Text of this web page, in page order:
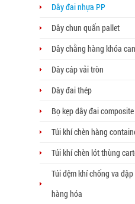
Dây đai nhựa PP
Dây chun quấn pallet
Dây chằng hàng khóa
Dây cáp vải tròn
Dây đai thép
Bọ kẹp dây đai composite
Túi khí chèn hàng
Túi khí chèn lót thùng
Túi đệm khí chống va đập
hàng hóa